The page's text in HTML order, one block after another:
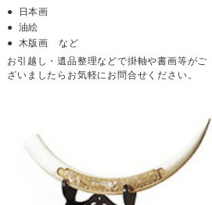
日本画
油絵
木版画 など
お引越し・遺品整理などで掛軸や書画等がご
ざいましたらお気軽にお問合せください。